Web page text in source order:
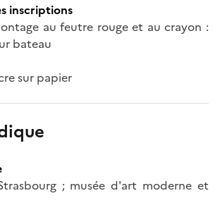
inscriptions
au feutre rouge et au crayon :
bateau
sur papier
; musée d'art moderne et